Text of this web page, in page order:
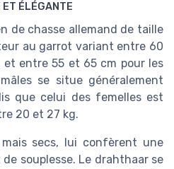
ET ÉLÉGANTE
de chasse allemand de taille
au garrot variant entre 60
et entre 55 et 65 cm pour les
se situe généralement
que celui des femelles est
20 et 27 kg.
mais secs, lui confèrent une
souplesse. Le drahthaar se